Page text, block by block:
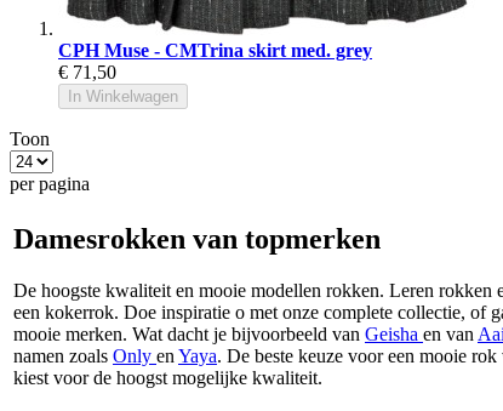
CPH Muse - CMTrina skirt med. grey
€ 71,50
In Winkelwagen
Toon
per pagina
Damesrokken van topmerken
De hoogste kwaliteit en mooie modellen rokken. Leren rokken
een kokerrok. Doe inspiratie o met onze complete collectie, of
mooie merken. Wat dacht je bijvoorbeeld van Geisha en van
namen zoals Only en Yaya. De beste keuze voor een mooie
kiest voor de hoogst mogelijke kwaliteit.